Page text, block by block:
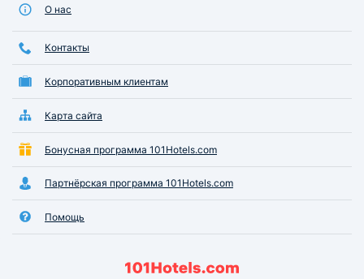
О нас
Контакты
Корпоративным клиентам
Карта сайта
Бонусная программа 101Hotels.com
Партнёрская программа 101Hotels.com
Помощь